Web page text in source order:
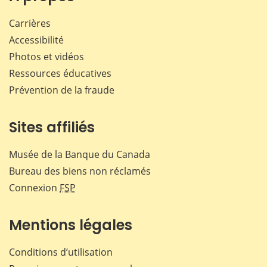
Carrières
Accessibilité
Photos et vidéos
Ressources éducatives
Prévention de la fraude
Sites affiliés
Musée de la Banque du Canada
Bureau des biens non réclamés
Connexion FSP
Mentions légales
Conditions d’utilisation